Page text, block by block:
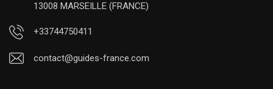
13008 MARSEILLE (FRANCE)
+33744750411
contact@guides-france.com